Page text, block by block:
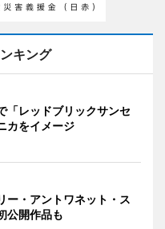
キング
「レッドブリックサンセ
カをイメージ
ー・アントワネット・ス
公開作品も